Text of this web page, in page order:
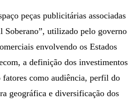
peças publicitárias associadas
Soberano”, utilizado pelo governo
envolvendo os Estados
a definição dos investimentos
fatores como audiência, perfil do
geográfica e diversificação dos